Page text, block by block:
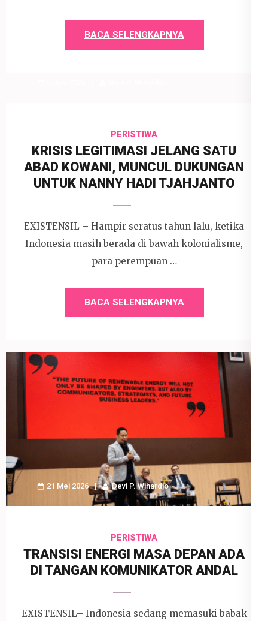
BACA SELENGKAPNYA
PERISTIWA
KRISIS LEGITIMASI JELANG SATU
ABAD KOWANI, MUNCUL DUKUNGAN
UNTUK NANNY HADI TJAHJANTO
EXISTENSIL – Hampir seratus tahun lalu, ketika
Indonesia masih berada di bawah kolonialisme,
para perempuan …
BACA SELENGKAPNYA
21 Mei 2026 Devi P. Wihardjo
PERISTIWA
TRANSISI ENERGI MASA DEPAN ADA
DI TANGAN KOMUNIKATOR ANDAL
EXISTENSIL– Indonesia sedang memasuki babak